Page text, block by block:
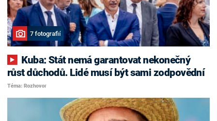
7 fotografií
růst důchodů. Lidé musí být sami zodpovědní
Téma: Rozhovor